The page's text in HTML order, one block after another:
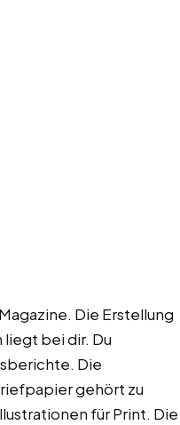
Die Erstellung
bei dir. Du
Die
gehört zu
für Print. Die